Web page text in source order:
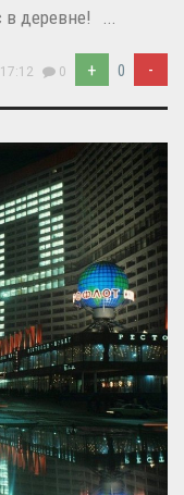
в деревне! ...
0 + 0 -